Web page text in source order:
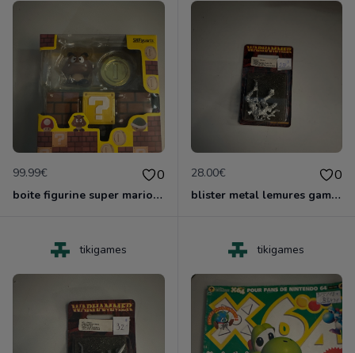
99.99€ 0
boite figurine super mario shfiguarts nruve blister
28.00€ 0
blister metal lemures games worshop neuf nlister
tikigames tikigames